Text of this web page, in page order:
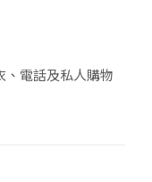
、電話及私人購物